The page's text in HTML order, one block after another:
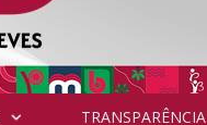
TRANSPARÊNCIA